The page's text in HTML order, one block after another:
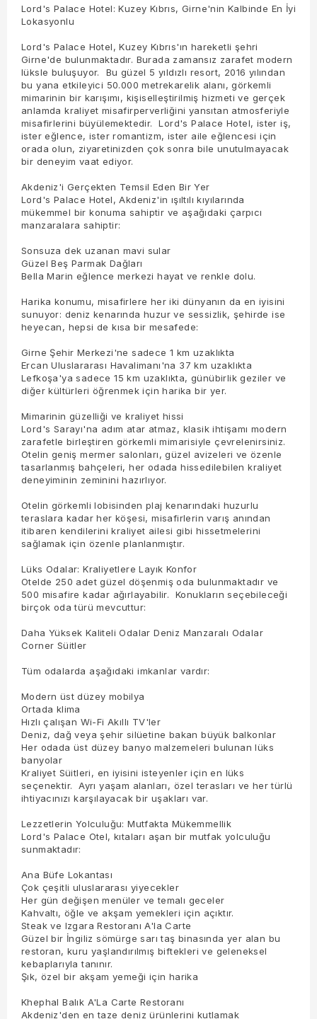
Lord's Palace Hotel: Kuzey Kıbrıs, Girne'nin Kalbinde En İyi
Lokasyonlu
Lord's Palace Hotel, Kuzey Kıbrıs'ın hareketli şehri
Girne'de bulunmaktadır. Burada zamansız zarafet modern
lüksle buluşuyor. Bu güzel 5 yıldızlı resort, 2016 yılından
bu yana etkileyici 50.000 metrekarelik alanı, görkemli
mimarinin bir karışımı, kişiselleştirilmiş hizmeti ve gerçek
anlamda kraliyet misafirperverliğini yansıtan atmosferiyle
misafirlerini büyülemektedir. Lord's Palace Hotel, ister iş,
ister eğlence, ister romantizm, ister aile eğlencesi için
orada olun, ziyaretinizden çok sonra bile unutulmayacak
bir deneyim vaat ediyor.
Akdeniz'i Gerçekten Temsil Eden Bir Yer
Lord's Palace Hotel, Akdeniz'in ışıltılı kıyılarında
mükemmel bir konuma sahiptir ve aşağıdaki çarpıcı
manzaralara sahiptir:
Sonsuza dek uzanan mavi sular
Güzel Beş Parmak Dağları
Bella Marin eğlence merkezi hayat ve renkle dolu.
Harika konumu, misafirlere her iki dünyanın da en iyisini
sunuyor: deniz kenarında huzur ve sessizlik, şehirde ise
heyecan, hepsi de kısa bir mesafede:
Girne Şehir Merkezi'ne sadece 1 km uzaklıkta
Ercan Uluslararası Havalimanı'na 37 km uzaklıkta
Lefkoşa'ya sadece 15 km uzaklıkta, günübirlik geziler ve
diğer kültürleri öğrenmek için harika bir yer.
Mimarinin güzelliği ve kraliyet hissi
Lord's Sarayı'na adım atar atmaz, klasik ihtişamı modern
zarafetle birleştiren görkemli mimarisiyle çevrelenirsiniz.
Otelin geniş mermer salonları, güzel avizeleri ve özenle
tasarlanmış bahçeleri, her odada hissedilebilen kraliyet
deneyiminin zeminini hazırlıyor.
Otelin görkemli lobisinden plaj kenarındaki huzurlu
teraslara kadar her köşesi, misafirlerin varış anından
itibaren kendilerini kraliyet ailesi gibi hissetmelerini
sağlamak için özenle planlanmıştır.
Lüks Odalar: Kraliyetlere Layık Konfor
Otelde 250 adet güzel döşenmiş oda bulunmaktadır ve
500 misafire kadar ağırlayabilir. Konukların seçebileceği
birçok oda türü mevcuttur:
Daha Yüksek Kaliteli Odalar Deniz Manzaralı Odalar
Corner Süitler
Tüm odalarda aşağıdaki imkanlar vardır:
Modern üst düzey mobilya
Ortada klima
Hızlı çalışan Wi-Fi Akıllı TV'ler
Deniz, dağ veya şehir silüetine bakan büyük balkonlar
Her odada üst düzey banyo malzemeleri bulunan lüks
banyolar
Kraliyet Süitleri, en iyisini isteyenler için en lüks
seçenektir. Ayrı yaşam alanları, özel terasları ve her türlü
ihtiyacınızı karşılayacak bir uşakları var.
Lezzetlerin Yolculuğu: Mutfakta Mükemmellik
Lord's Palace Otel, kıtaları aşan bir mutfak yolculuğu
sunmaktadır:
Ana Büfe Lokantası
Çok çeşitli uluslararası yiyecekler
Her gün değişen menüler ve temalı geceler
Kahvaltı, öğle ve akşam yemekleri için açıktır.
Steak ve Izgara Restoranı A'la Carte
Güzel bir İngiliz sömürge sarı taş binasında yer alan bu
restoran, kuru yaşlandırılmış biftekleri ve geleneksel
kebaplarıyla tanınır.
Şık, özel bir akşam yemeği için harika
Khephal Balık A'La Carte Restoranı
Akdeniz'den en taze deniz ürünlerini kutlamak